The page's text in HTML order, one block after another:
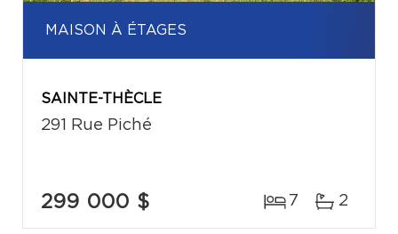
MAISON À ÉTAGES
SAINTE-THÈCLE
291 Rue Piché
299 000 $ 7 2